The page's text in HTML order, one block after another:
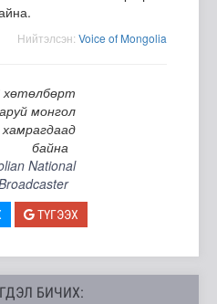
Нийтэлсэн: Voice of Mongolia
хөтөлбөрт
монгол
хамрагдаад
байна
National
ТҮГЭЭХ
БИЧИХ: